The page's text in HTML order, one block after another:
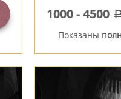
1000-4500
Показаны